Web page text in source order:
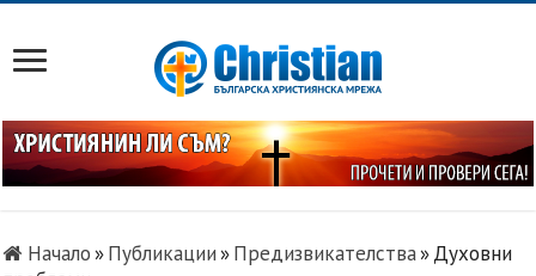
Начало»Публикации»Предизвикателства»Духовни